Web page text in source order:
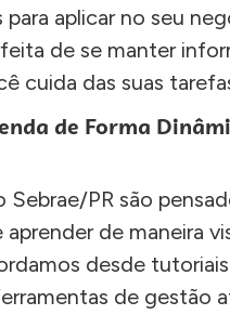
para aplicar no seu
de se manter
cuida das suas
de Forma
Sebrae/PR são
de maneira
desde
de gestão